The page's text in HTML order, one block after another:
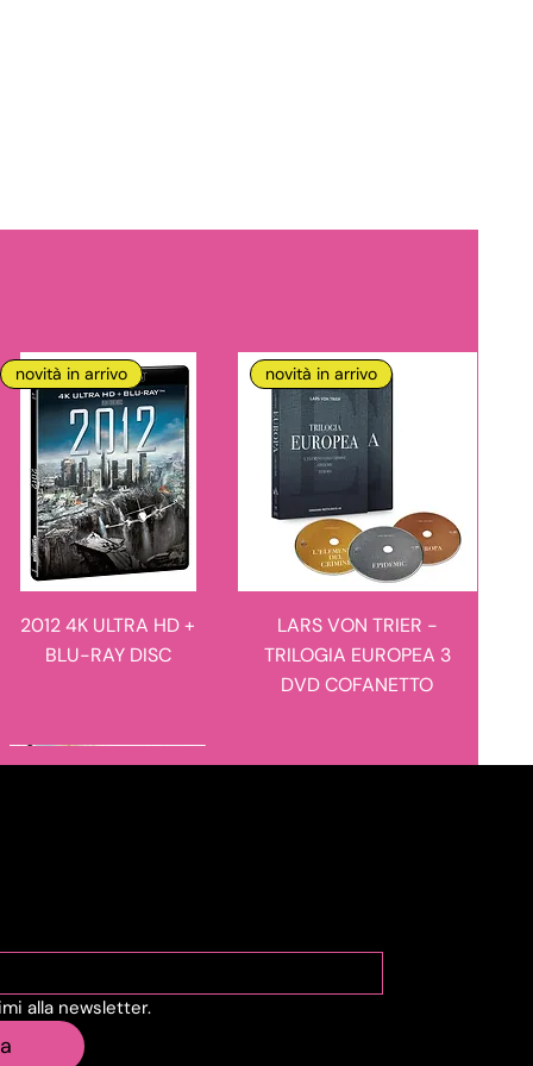
novità in arrivo
2012 4K ULTRA HD +
BLU-RAY DISC
novità in arrivo
LARS VON TRIER -
TRILOGIA EUROPEA 3
DVD COFANETTO
novità in arrivo
MANIE-MANIE - I
RACCONTI DEL
novità in arrivo
alla newsletter.